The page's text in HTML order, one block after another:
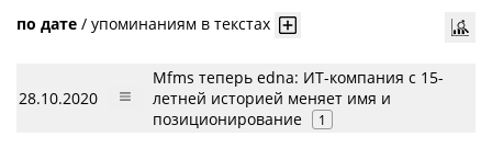
по дате / упоминаниям в текстах
28.10.2020
Mfms теперь edna: ИТ-компания c 15-
летней историей меняет имя и
позиционирование
1